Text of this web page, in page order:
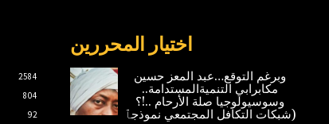
2584
804
92
اختيار المحررين
وبرغم التوقع…عبد المعز حسين
مكابرابي التنميةالمستدامة..
وسوسيولوجيا صلة الأرحام ..!؟
(شبكات التكافل المجتمعي نموذجٱ